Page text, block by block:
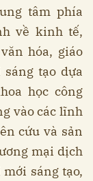
tâm phía
về kinh tế,
hóa, giáo
tạo dựa
học công
vào các lĩnh
cứu và sản
mại dịch
sáng tạo,